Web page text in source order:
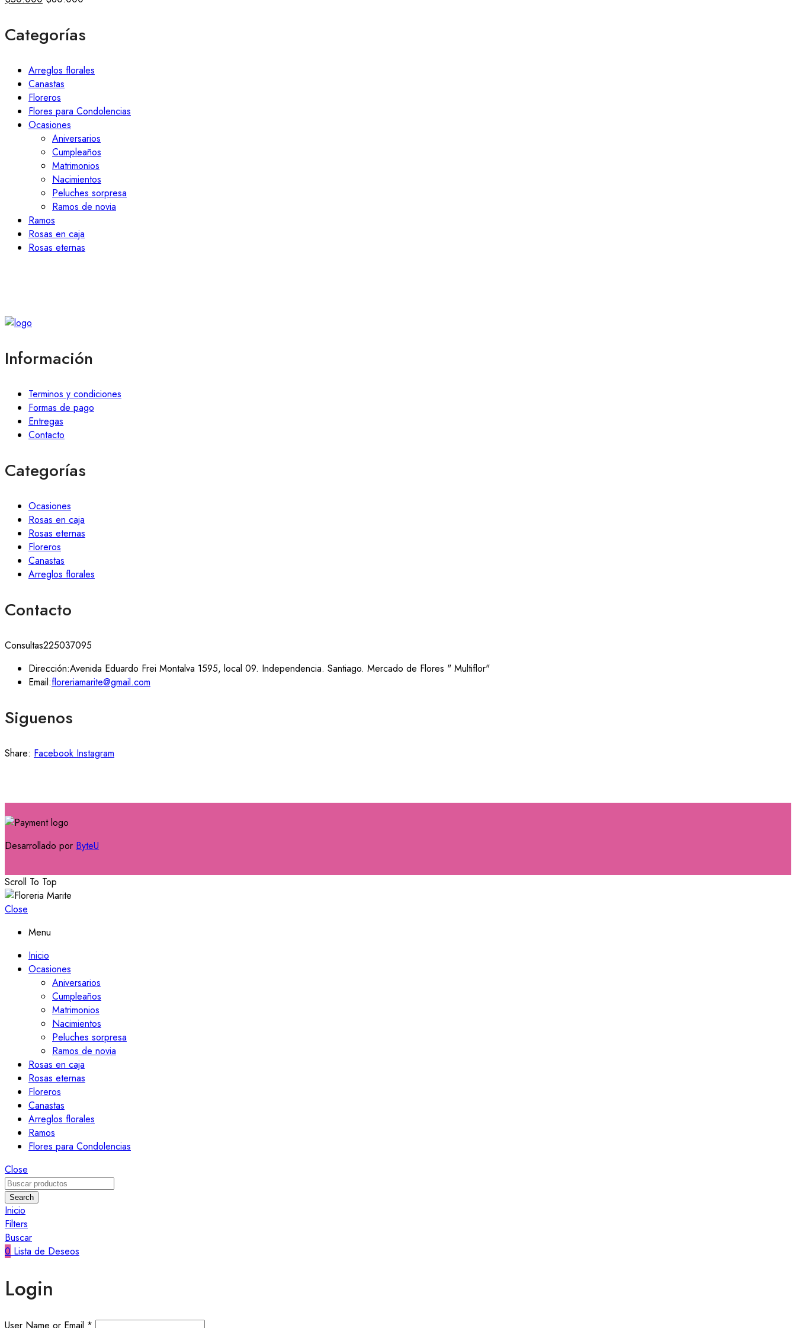
Categorías
Arreglos florales
Canastas
Floreros
Flores para Condolencias
Ocasiones
Aniversarios
Cumpleaños
Matrimonios
Nacimientos
Peluches sorpresa
Ramos de novia
Ramos
Rosas en caja
Rosas eternas
Información
Terminos y condiciones
Formas de pago
Entregas
Contacto
Categorías
Ocasiones
Rosas en caja
Rosas eternas
Floreros
Canastas
Arreglos florales
Contacto
Consultas225037095
Dirección:Avenida Eduardo Frei Montalva 1595, local 09. Independencia. Santiago. Mercado de Flores " Multiflor"
Email:floreriamarite@gmail.com
Siguenos
Share: Facebook Instagram
Desarrollado por ByteU
Scroll To Top
Close
Menu
Inicio
Ocasiones
Aniversarios
Cumpleaños
Matrimonios
Nacimientos
Peluches sorpresa
Ramos de novia
Rosas en caja
Rosas eternas
Floreros
Canastas
Arreglos florales
Ramos
Flores para Condolencias
Close
Search
Inicio
Filters
Buscar
0 Lista de Deseos
Login